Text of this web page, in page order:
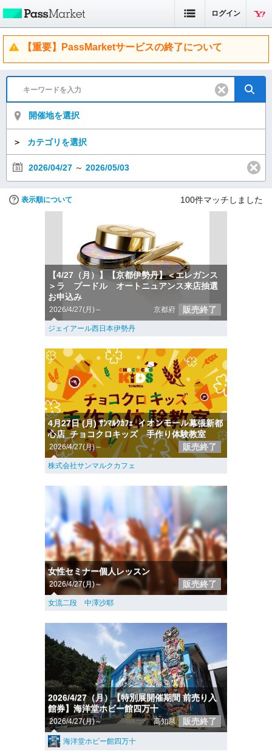
ログイン
【重要】PassMarketサービスの終了について
開催地を選択
＞ カテゴリを選択
2026/04/27 ～ 2026/05/03
表示順について 100件マッチしました
【4/27（月）】【京都伊勢丹】＜エレガンス
＞ラ プードル オートニュアンス来店抽選
お申込み
2026/4/27(月)～ 京都府 販売終了
ジェイアール西日本伊勢丹
4月27日 (月) ｻﾝﾏﾙｸｶﾌｪ_イオンモール幕張新都
心店_チョコクロキッズ 手作り体験教室
2026/4/27(月)～ 販売終了
株式会社サンマルクカフェ
女性セミナー個人レッスン
2026/4/27(月)～ 販売終了
女流二段 中澤沙耶
2026/4/27（月）【特別展開催期間 前売り入
館券】海洋堂ホビー館四万十
2026/4/27(月)～ 高知県 販売終了
海洋堂ホビー館四万十